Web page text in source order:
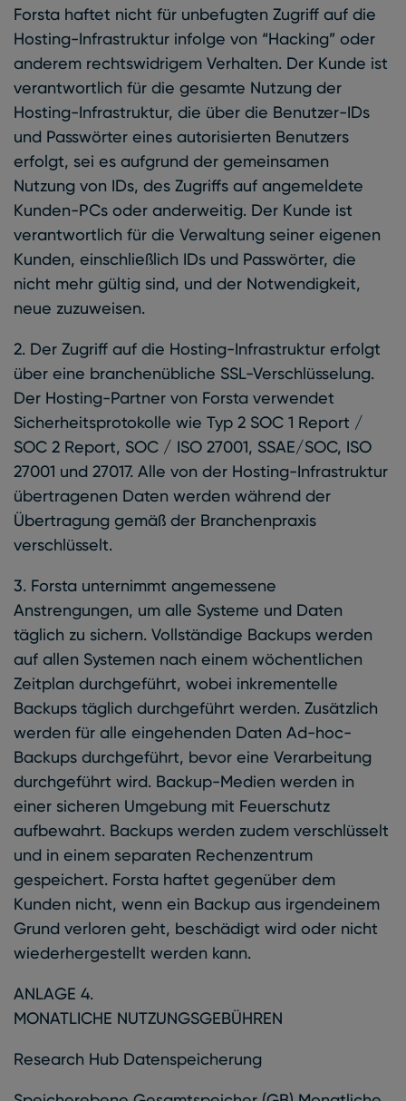
Forsta haftet nicht für unbefugten Zugriff auf die
Hosting-Infrastruktur infolge von “Hacking” oder
anderem rechtswidrigem Verhalten. Der Kunde ist
verantwortlich für die gesamte Nutzung der
Hosting-Infrastruktur, die über die Benutzer-IDs
und Passwörter eines autorisierten Benutzers
erfolgt, sei es aufgrund der gemeinsamen
Nutzung von IDs, des Zugriffs auf angemeldete
Kunden-PCs oder anderweitig. Der Kunde ist
verantwortlich für die Verwaltung seiner eigenen
Kunden, einschließlich IDs und Passwörter, die
nicht mehr gültig sind, und der Notwendigkeit,
neue zuzuweisen.
2. Der Zugriff auf die Hosting-Infrastruktur erfolgt
über eine branchenübliche SSL-Verschlüsselung.
Der Hosting-Partner von Forsta verwendet
Sicherheitsprotokolle wie Typ 2 SOC 1 Report /
SOC 2 Report, SOC / ISO 27001, SSAE/SOC, ISO
27001 und 27017. Alle von der Hosting-Infrastruktur
übertragenen Daten werden während der
Übertragung gemäß der Branchenpraxis
verschlüsselt.
3. Forsta unternimmt angemessene
Anstrengungen, um alle Systeme und Daten
täglich zu sichern. Vollständige Backups werden
auf allen Systemen nach einem wöchentlichen
Zeitplan durchgeführt, wobei inkrementelle
Backups täglich durchgeführt werden. Zusätzlich
werden für alle eingehenden Daten Ad-hoc-
Backups durchgeführt, bevor eine Verarbeitung
durchgeführt wird. Backup-Medien werden in
einer sicheren Umgebung mit Feuerschutz
aufbewahrt. Backups werden zudem verschlüsselt
und in einem separaten Rechenzentrum
gespeichert. Forsta haftet gegenüber dem
Kunden nicht, wenn ein Backup aus irgendeinem
Grund verloren geht, beschädigt wird oder nicht
wiederhergestellt werden kann.
ANLAGE 4.
MONATLICHE NUTZUNGSGEBÜHREN
Research Hub Datenspeicherung